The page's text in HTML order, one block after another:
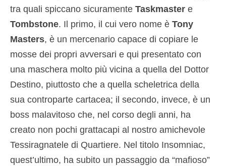
tra quali spiccano sicuramente Taskmaster e
Tombstone. Il primo, il cui vero nome è Tony
Masters, è un mercenario capace di copiare le
mosse dei propri avversari e qui presentato con
una maschera molto più vicina a quella del Dottor
Destino, piuttosto che a quella scheletrica della
sua controparte cartacea; il secondo, invece, è un
boss malavitoso che, nel corso degli anni, ha
creato non pochi grattacapi al nostro amichevole
Tessiragnatele di Quartiere. Nel titolo Insomniac,
quest’ultimo, ha subito un passaggio da “mafioso”